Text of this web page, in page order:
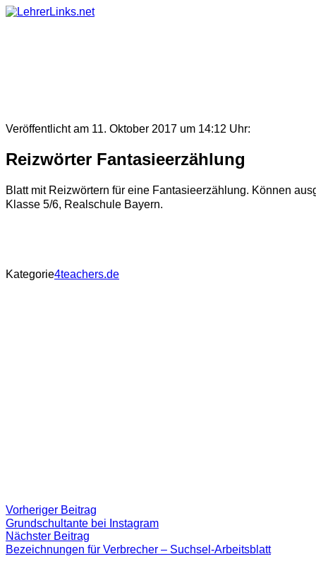
Skip
Veröffentlicht am 11. Oktober 2017 um 14:12 Uhr:
Reizwörter Fantasieerzählung
Blatt mit Reizwörtern für eine Fantasieerzählung. Können
Klasse 5/6, Realschule Bayern.
Kategorie4teachers.de
Beitragsnavigation
Vorheriger Beitrag
Beitrag:
Grundschultante bei Instagram
Nächster Beitrag
Beitrag
Bezeichnungen für Verbrecher – Suchsel-Arbeitsblatt